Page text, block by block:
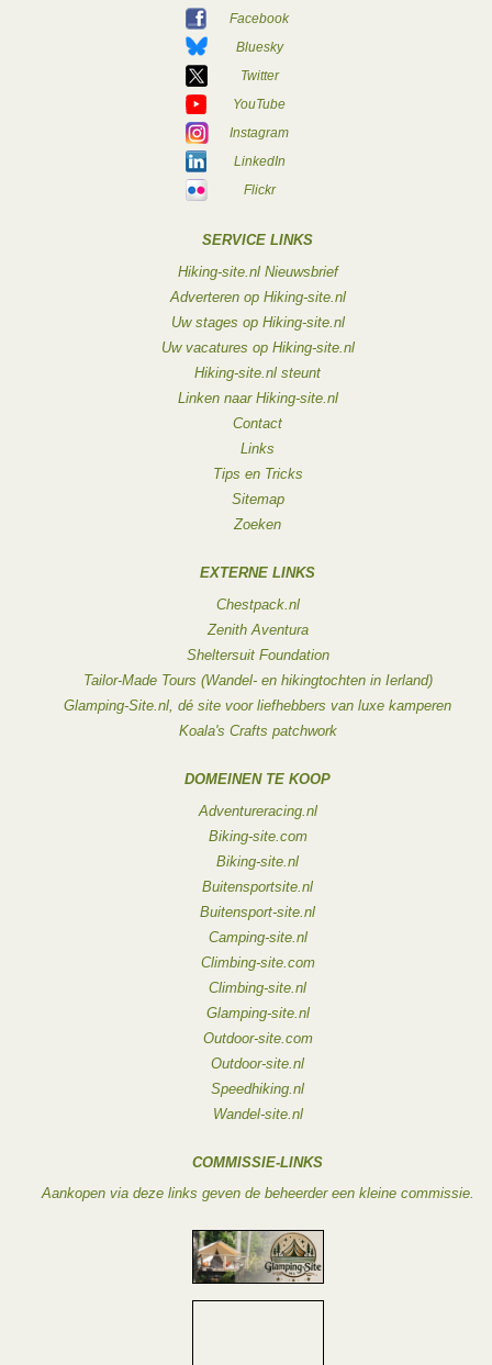
Facebook
Bluesky
Twitter
YouTube
Instagram
LinkedIn
Flickr
SERVICE LINKS
Hiking-site.nl Nieuwsbrief
Adverteren op Hiking-site.nl
Uw stages op Hiking-site.nl
Uw vacatures op Hiking-site.nl
Hiking-site.nl steunt
Linken naar Hiking-site.nl
Contact
Links
Tips en Tricks
Sitemap
Zoeken
EXTERNE LINKS
Chestpack.nl
Zenith Aventura
Sheltersuit Foundation
Tailor-Made Tours (Wandel- en hikingtochten in Ierland)
Glamping-Site.nl, dé site voor liefhebbers van luxe kamperen
Koala's Crafts patchwork
DOMEINEN TE KOOP
Adventureracing.nl
Biking-site.com
Biking-site.nl
Buitensportsite.nl
Buitensport-site.nl
Camping-site.nl
Climbing-site.com
Climbing-site.nl
Glamping-site.nl
Outdoor-site.com
Outdoor-site.nl
Speedhiking.nl
Wandel-site.nl
COMMISSIE-LINKS
Aankopen via deze links geven de beheerder een kleine commissie.